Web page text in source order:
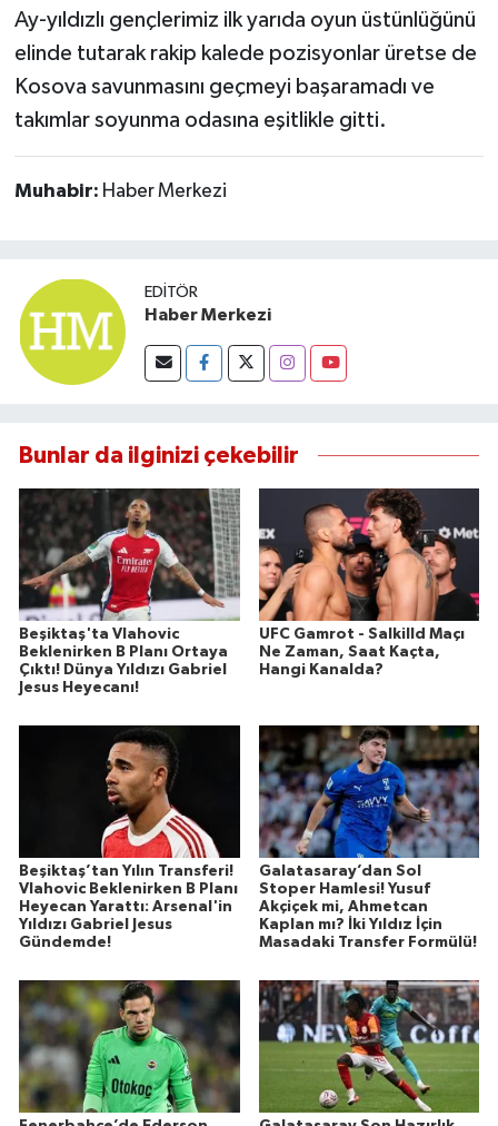
Ay-yıldızlı gençlerimiz ilk yarıda oyun üstünlüğünü
elinde tutarak rakip kalede pozisyonlar üretse de
Kosova savunmasını geçmeyi başaramadı ve
takımlar soyunma odasına eşitlikle gitti.
Muhabir: Haber Merkezi
EDITÖR
Haber Merkezi
Bunlar da ilginizi çekebilir
Beşiktaş'ta Vlahovic
Beklenirken B Planı Ortaya
Çıktı! Dünya Yıldızı Gabriel
Jesus Heyecanı!
UFC Gamrot - Salkilld Maçı
Ne Zaman, Saat Kaçta,
Hangi Kanalda?
Beşiktaş’tan Yılın Transferi!
Vlahovic Beklenirken B Planı
Heyecan Yarattı: Arsenal'in
Yıldızı Gabriel Jesus
Gündemde!
Galatasaray’dan Sol
Stoper Hamlesi! Yusuf
Akçiçek mi, Ahmetcan
Kaplan mı? İki Yıldız İçin
Masadaki Transfer Formülü!
SPOR
SÜRMANŞET
Trend
TÜRKİYE
YAŞAM